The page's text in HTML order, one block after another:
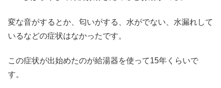
変な音がするとか、匂いがする、水がでない、水漏れして
いるなどの症状はなかったです。
この症状が出始めたのが給湯器を使って15年くらいで
す。